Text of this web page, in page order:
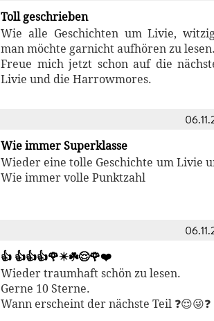
Toll geschrieben
Wie alle Geschichten um Livie,
man möchte garnicht aufhören zu
Freue mich jetzt schon auf die
Livie und die Harrowmores.
Wie immer Superklasse
Wieder eine tolle Geschichte um Livie
Wie immer volle Punktzahl
👍 👍👍👍🌹✴️☘️😌🌹❤️
Wieder traumhaft schön zu lesen.
Gerne 10 Sterne.
Wann erscheint der nächste Teil ❓😌😜❓